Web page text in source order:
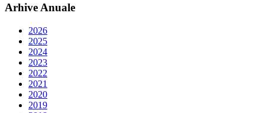
Arhive Anuale
2026
2025
2024
2023
2022
2021
2020
2019